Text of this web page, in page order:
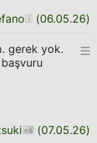
(06.05.26)
gerek yok.
(07.05.26)